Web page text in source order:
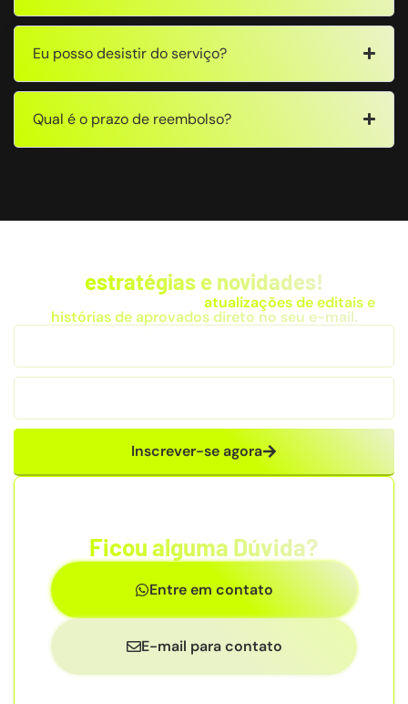
Eu posso desistir do serviço?
Qual é o prazo de reembolso?
estratégias e novidades!
atualizações de editais e
histórias de aprovados direto no seu e-mail.
Inscrever-se agora
Ficou alguma Dúvida?
Entre em contato
E-mail para contato